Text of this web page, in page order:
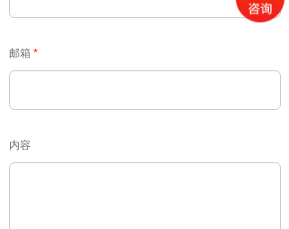
邮箱 *
内容